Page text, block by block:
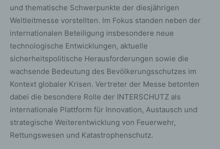
und thematische Schwerpunkte der diesjährigen
Weltleitmesse vorstellten. Im Fokus standen neben der
internationalen Beteiligung insbesondere neue
technologische Entwicklungen, aktuelle
sicherheitspolitische Herausforderungen sowie die
wachsende Bedeutung des Bevölkerungsschutzes im
Kontext globaler Krisen. Vertreter der Messe betonten
dabei die besondere Rolle der INTERSCHUTZ als
internationale Plattform für Innovation, Austausch und
strategische Weiterentwicklung von Feuerwehr,
Rettungswesen und Katastrophenschutz.